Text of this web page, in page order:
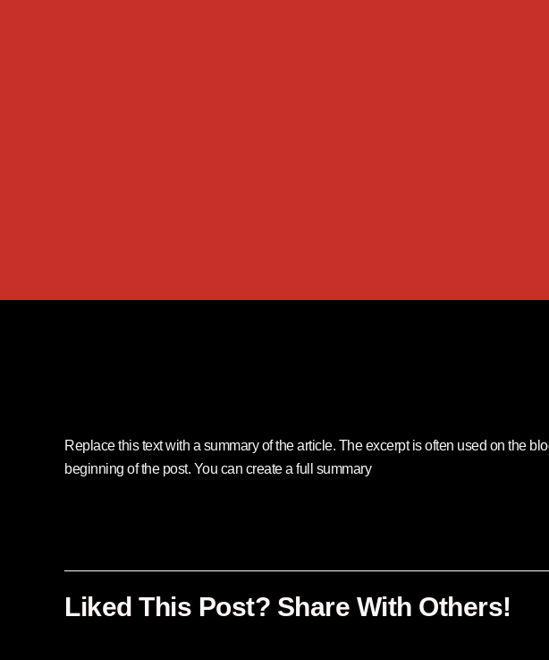
Replace this text with a summary of the article. The excerpt is often used on the
beginning of the post. You can create a full summary
Liked This Post? Share With Others!